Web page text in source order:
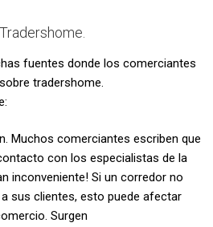
fuentes donde los comerciantes
tradershome.
Muchos comerciantes escriben que
con los especialistas de la
inconveniente! Si un corredor no
sus clientes, esto puede afectar
Surgen